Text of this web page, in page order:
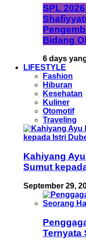
SPL
Bidang
6 days
LIFESTYLE
Fashion
Hiburan
Kesehatan
Kuliner
Otomotif
Traveling
Kahiyang
Sumut
September 29,
Ternyata